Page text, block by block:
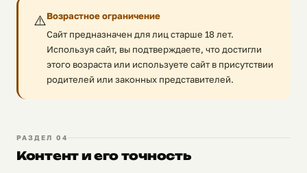
⚠️Возрастное ограничение
Сайт предназначен для лиц старше 18 лет.
Используя сайт, вы подтверждаете, что достигли
этого возраста или используете сайт в присутствии
родителей или законных представителей.
РАЗДЕЛ 04
Контент и его точность